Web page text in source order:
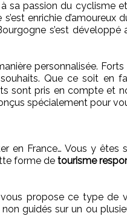
sa passion du cyclisme
enrichie d’amoureux
s’est développé
personnalisée.
Que ce soit en
sont pris en compte et
spécialement pour
en France… Vous y êtes
forme de tourisme
vous propose ce type de
guidés sur un ou